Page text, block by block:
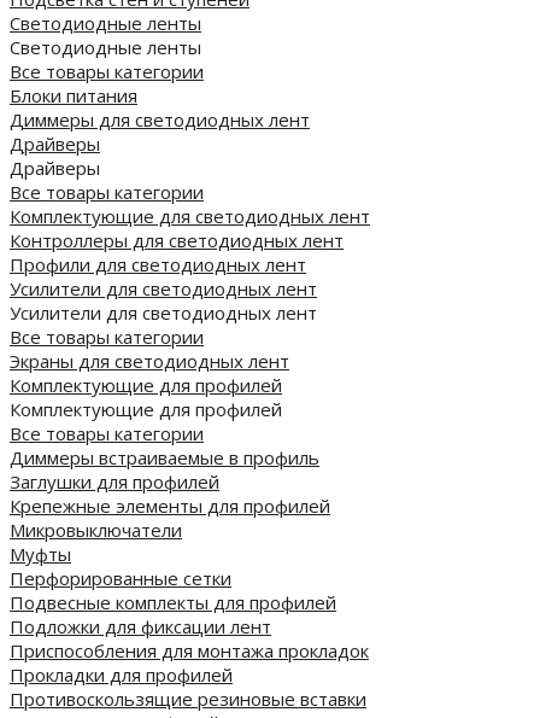
Светодиодные ленты
Светодиодные ленты
Все товары категории
Блоки питания
Диммеры для светодиодных лент
Драйверы
Драйверы
Все товары категории
Комплектующие для светодиодных лент
Контроллеры для светодиодных лент
Профили для светодиодных лент
Усилители для светодиодных лент
Усилители для светодиодных лент
Все товары категории
Экраны для светодиодных лент
Комплектующие для профилей
Комплектующие для профилей
Все товары категории
Диммеры встраиваемые в профиль
Заглушки для профилей
Крепежные элементы для профилей
Микровыключатели
Муфты
Перфорированные сетки
Подвесные комплекты для профилей
Подложки для фиксации лент
Приспособления для монтажа прокладок
Прокладки для профилей
Противоскользящие резиновые вставки